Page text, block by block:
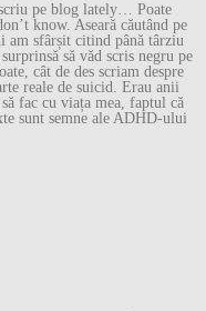
pe blog lately… Poate
know. Aseară căutând pe
am sfârșit citind până târziu
să văd scris negru pe
cât de des scriam despre
reale de suicid. Erau anii
fac cu viața mea, faptul că
sunt semne ale ADHD-ului